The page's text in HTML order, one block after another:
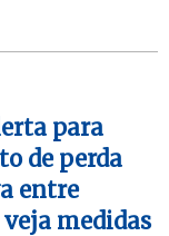
para
de perda
entre
medidas